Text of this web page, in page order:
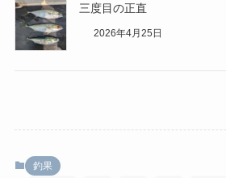
三度目の正直
2026年4月25日
釣果